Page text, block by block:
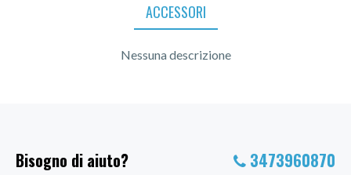
ACCESSORI
Nessuna descrizione
Bisogno di aiuto? 3473960870